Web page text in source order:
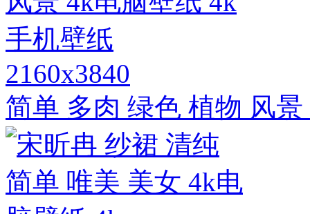
2160x3840
简单 多肉 绿色 植物 风